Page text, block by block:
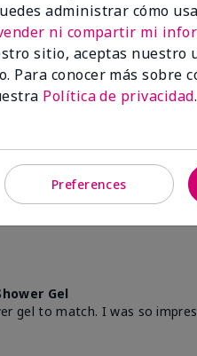
Gel
on my new fragrance,
like that!
Gel
gel to match. I was so
administrar cómo
ni compartir mi
sitio, aceptas nuestro
Para conocer más sobre
Política de privacidad.
Preferences